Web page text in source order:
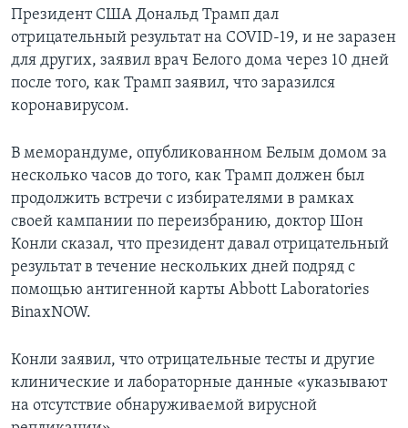
Президент США Дональд Трамп дал
отрицательный результат на COVID-19, и не заразен
для других, заявил врач Белого дома через 10 дней
после того, как Трамп заявил, что заразился
коронавирусом.
В меморандуме, опубликованном Белым домом за
несколько часов до того, как Трамп должен был
продолжить встречи с избирателями в рамках
своей кампании по переизбранию, доктор Шон
Конли сказал, что президент давал отрицательный
результат в течение нескольких дней подряд с
помощью антигенной карты Abbott Laboratories
BinaxNOW.
Конли заявил, что отрицательные тесты и другие
клинические и лабораторные данные «указывают
на отсутствие обнаруживаемой вирусной